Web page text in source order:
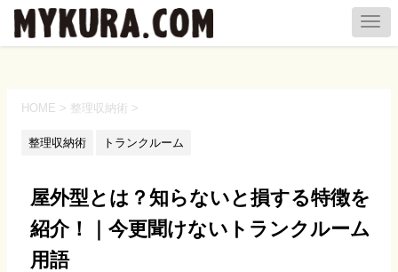
HOME > 整理収納術 >
整理収納術 トランクルーム
屋外型とは？知らないと損する特徴を
紹介！｜今更聞けないトランクルーム
用語